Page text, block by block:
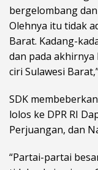
bergelombang
Olehnya itu tidak
Barat. Kadang-
dan pada
ciri Sulawesi
SDK
lolos ke DPR RI
Perjuangan, dan
“Partai-partai